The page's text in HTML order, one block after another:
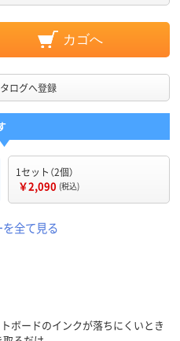
カゴへ
ログへ登録
1セット（2個）
￥2,090 (税込)
全て見る
ボードのインクが落ちにくいとき